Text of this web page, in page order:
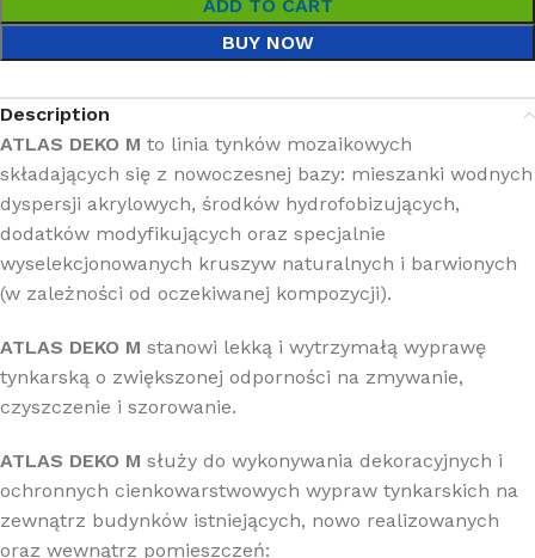
ADD TO CART
BUY NOW
Description
ATLAS DEKO M to linia tynków mozaikowych
składających się z nowoczesnej bazy: mieszanki wodnych
dyspersji akrylowych, środków hydrofobizujących,
dodatków modyfikujących oraz specjalnie
wyselekcjonowanych kruszyw naturalnych i barwionych
(w zależności od oczekiwanej kompozycji).
ATLAS DEKO M stanowi lekką i wytrzymałą wyprawę
tynkarską o zwiększonej odporności na zmywanie,
czyszczenie i szorowanie.
ATLAS DEKO M służy do wykonywania dekoracyjnych i
ochronnych cienkowarstwowych wypraw tynkarskich na
zewnątrz budynków istniejących, nowo realizowanych
oraz wewnątrz pomieszczeń: